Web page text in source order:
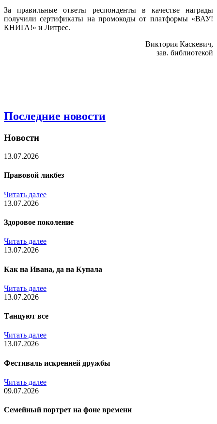
За правильные ответы респонденты в качестве награды
получили сертификаты на промокоды от платформы «ВАУ!
КНИГА!» и Литрес.
Виктория Каскевич,
зав. библиотекой
Последние новости
Новости
13.07.2026
Правовой ликбез
Читать далее
13.07.2026
Здоровое поколение
Читать далее
13.07.2026
Как на Ивана, да на Купала
Читать далее
13.07.2026
Танцуют все
Читать далее
13.07.2026
Фестиваль искренней дружбы
Читать далее
09.07.2026
Семейный портрет на фоне времени